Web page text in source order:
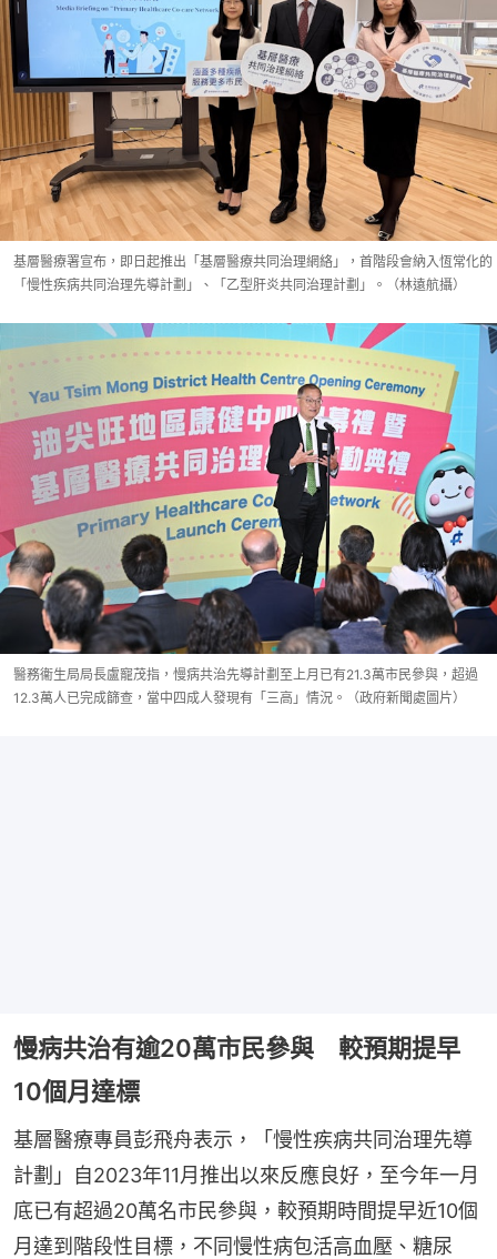
基層醫療署宣布，即日起推出「基層醫療共同治理網絡」，首階段會納入恆常化的
「慢性疾病共同治理先導計劃」、「乙型肝炎共同治理計劃」。（林遠航攝）
醫務衞生局局長盧寵茂指，慢病共治先導計劃至上月已有21.3萬市民參與，超過
12.3萬人已完成篩查，當中四成人發現有「三高」情況。（政府新聞處圖片）
慢病共治有逾20萬市民參與 較預期提早
10個月達標
基層醫療專員彭飛舟表示，「慢性疾病共同治理先導
計劃」自2023年11月推出以來反應良好，至今年一月
底已有超過20萬名市民參與，較預期時間提早近10個
月達到階段性目標，不同慢性病包活高血壓、糖尿